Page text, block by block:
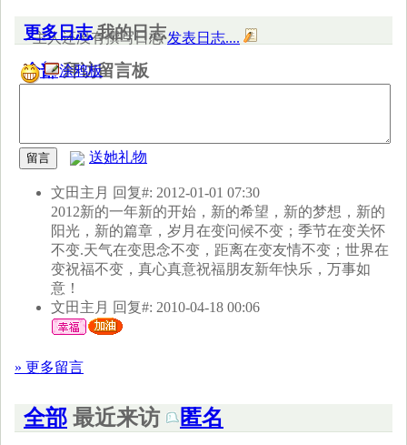
更多日志我的日志
主人还没有撰写日志发表日志....
全部拜访留言板
涂鸦板
送她礼物
文田主月 回复#: 2012-01-01 07:30
2012新的一年新的开始，新的希望，新的梦想，新的
阳光，新的篇章，岁月在变问候不变；季节在变关怀
不变.天气在变思念不变，距离在变友情不变；世界在
变祝福不变，真心真意祝福朋友新年快乐，万事如
意！
文田主月 回复#: 2010-04-18 00:06
» 更多留言
全部 最近来访 匿名